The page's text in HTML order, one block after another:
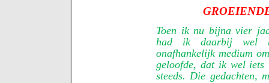
Toen ik nu bijna vier
had ik daarbij wel
onafhankelijk medium
geloofde, dat ik wel iets
steeds. Die gedachten,